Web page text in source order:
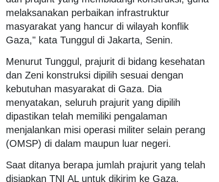
melaksanakan perbaikan infrastruktur
masyarakat yang hancur di wilayah konflik
Gaza," kata Tunggul di Jakarta, Senin.
Menurut Tunggul, prajurit di bidang kesehatan
dan Zeni konstruksi dipilih sesuai dengan
kebutuhan masyarakat di Gaza. Dia
menyatakan, seluruh prajurit yang dipilih
dipastikan telah memiliki pengalaman
menjalankan misi operasi militer selain perang
(OMSP) di dalam maupun luar negeri.
Saat ditanya berapa jumlah prajurit yang telah
disiapkan TNI AL untuk dikirim ke Gaza,